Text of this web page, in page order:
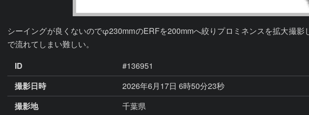
シーイングが良くないのでφ230mmのERFを200mmへ絞りプロミネンスを拡大撮
で流れてしまい難しい。
ID
#136951
撮影日時
2026年6月17日 6時50分23秒
撮影地
千葉県